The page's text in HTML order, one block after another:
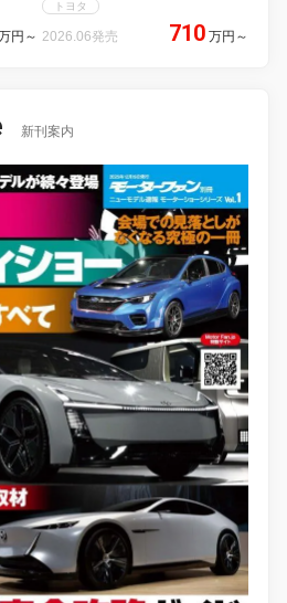
円 ～
トヨタ
2026.06発売 710 万円 ～
新刊案内